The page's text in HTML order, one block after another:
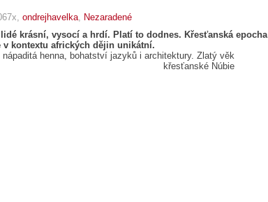
ondrejhavelka Nezaradené
krásní, vysocí a hrdí. Platí to dodnes. Křesťanská epocha
v kontextu afrických dějin unikátní.